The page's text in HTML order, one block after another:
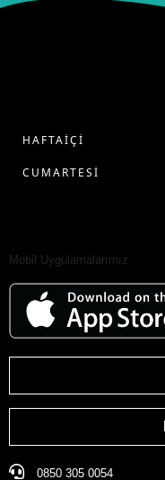
HAFTAİÇİ
CUMARTESİ
Mobil Uygulamalarımız
0850 305 0054